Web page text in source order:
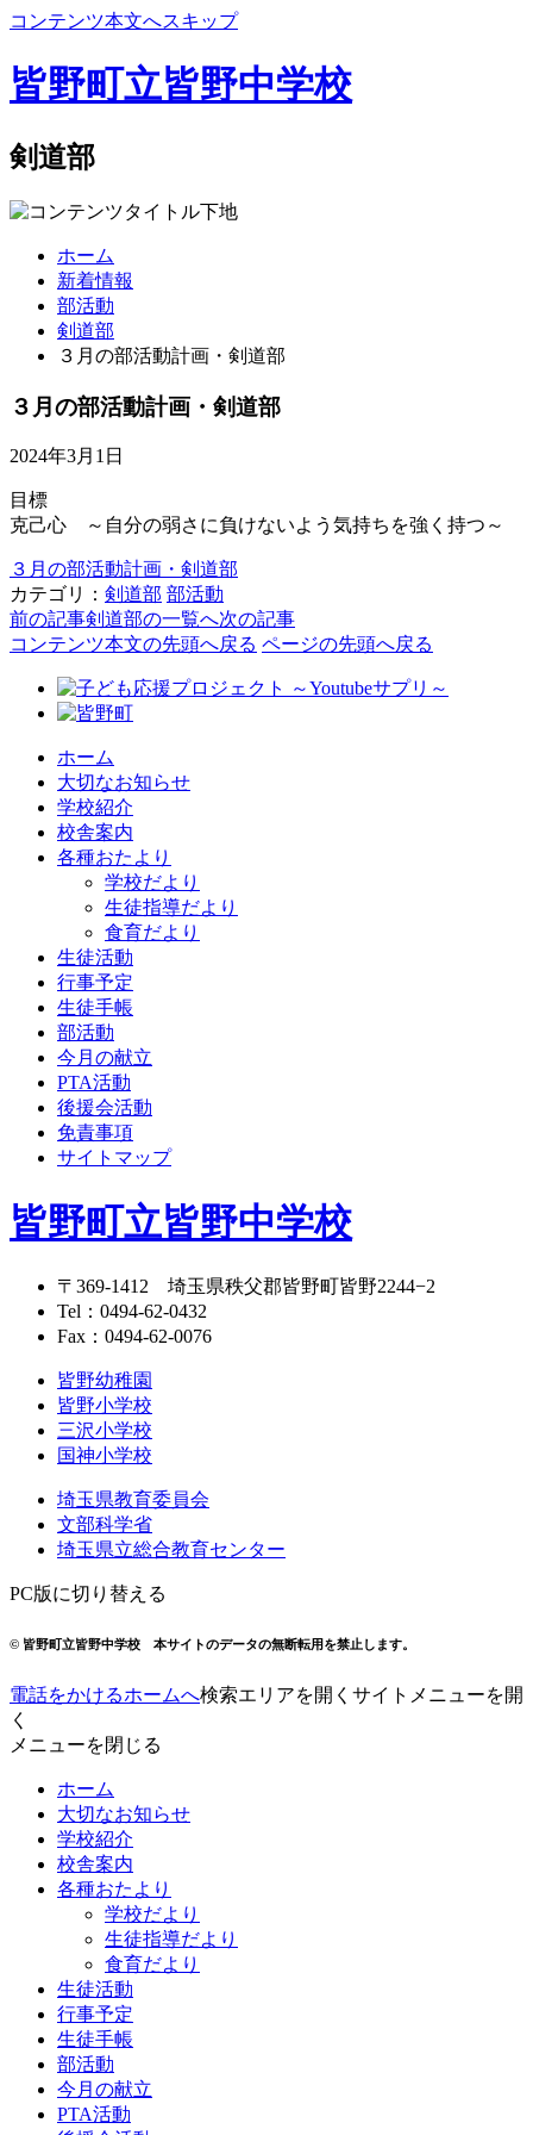
コンテンツ本文へスキップ
皆野町立皆野中学校
剣道部
ホーム
新着情報
部活動
剣道部
３月の部活動計画・剣道部
３月の部活動計画・剣道部
2024年3月1日
目標
克己心 ～自分の弱さに負けないよう気持ちを強く持つ～
３月の部活動計画・剣道部
カテゴリ： 剣道部 部活動
前の記事剣道部の一覧へ次の記事
コンテンツ本文の先頭へ戻る ページの先頭へ戻る
ホーム
大切なお知らせ
学校紹介
校舎案内
各種おたより
学校だより
生徒指導だより
食育だより
生徒活動
行事予定
生徒手帳
部活動
今月の献立
PTA活動
後援会活動
免責事項
サイトマップ
皆野町立皆野中学校
〒369-1412 埼玉県秩父郡皆野町皆野2244−2
Tel： 0494-62-0432
Fax：0494-62-0076
皆野幼稚園
皆野小学校
三沢小学校
国神小学校
埼玉県教育委員会
文部科学省
埼玉県立総合教育センター
PC版に切り替える
© 皆野町立皆野中学校 本サイトのデータの無断転用を禁止します。
電話をかけるホームへ検索エリアを開く サイトメニューを開
く
メニューを閉じる
ホーム
大切なお知らせ
学校紹介
校舎案内
各種おたより
学校だより
生徒指導だより
食育だより
生徒活動
行事予定
生徒手帳
部活動
今月の献立
PTA活動